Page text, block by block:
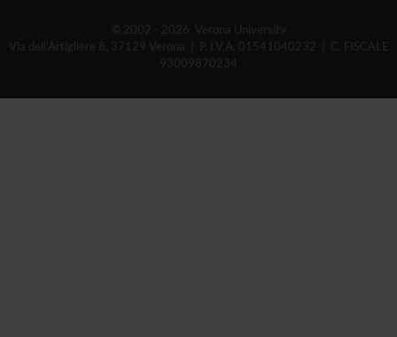
© 2002 - 2026 Verona University
Via dell'Artigliere 8, 37129 Verona | P. I.V.A. 01541040232 | C. FISCALE
93009870234